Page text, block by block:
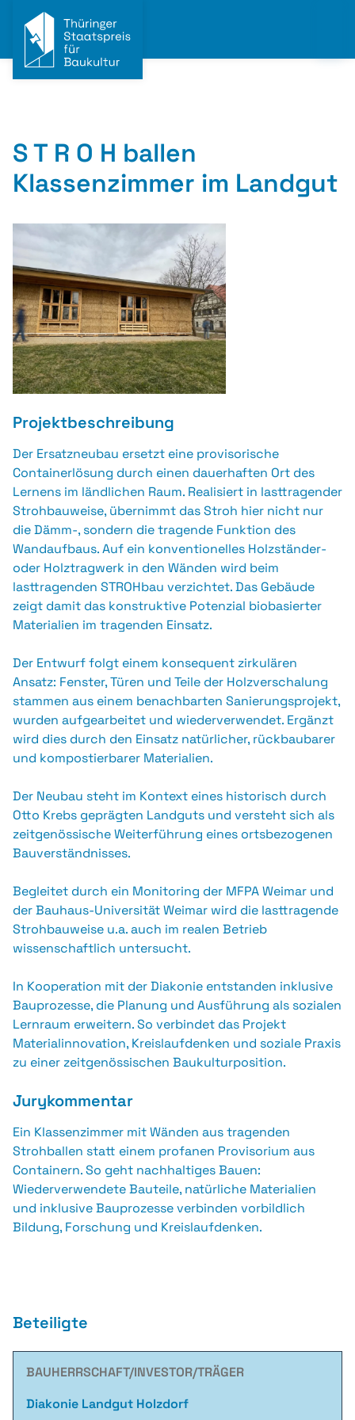
S T R O H ballen
Klassenzimmer im Landgut
Projektbeschreibung
Der Ersatzneubau ersetzt eine provisorische
Containerlösung durch einen dauerhaften Ort des
Lernens im ländlichen Raum. Realisiert in lasttragender
Strohbauweise, übernimmt das Stroh hier nicht nur
die Dämm-, sondern die tragende Funktion des
Wandaufbaus. Auf ein konventionelles Holzständer-
oder Holztragwerk in den Wänden wird beim
lasttragenden STROHbau verzichtet. Das Gebäude
zeigt damit das konstruktive Potenzial biobasierter
Materialien im tragenden Einsatz.
Der Entwurf folgt einem konsequent zirkulären
Ansatz: Fenster, Türen und Teile der Holzverschalung
stammen aus einem benachbarten Sanierungsprojekt,
wurden aufgearbeitet und wiederverwendet. Ergänzt
wird dies durch den Einsatz natürlicher, rückbaubarer
und kompostierbarer Materialien.
Der Neubau steht im Kontext eines historisch durch
Otto Krebs geprägten Landguts und versteht sich als
zeitgenössische Weiterführung eines ortsbezogenen
Bauverständnisses.
Begleitet durch ein Monitoring der MFPA Weimar und
der Bauhaus-Universität Weimar wird die lasttragende
Strohbauweise u.a. auch im realen Betrieb
wissenschaftlich untersucht.
In Kooperation mit der Diakonie entstanden inklusive
Bauprozesse, die Planung und Ausführung als sozialen
Lernraum erweitern. So verbindet das Projekt
Materialinnovation, Kreislaufdenken und soziale Praxis
zu einer zeitgenössischen Baukulturposition.
Jurykommentar
Ein Klassenzimmer mit Wänden aus tragenden
Strohballen statt einem profanen Provisorium aus
Containern. So geht nachhaltiges Bauen:
Wiederverwendete Bauteile, natürliche Materialien
und inklusive Bauprozesse verbinden vorbildlich
Bildung, Forschung und Kreislaufdenken.
Beteiligte
BAUHERRSCHAFT/INVESTOR/TRÄGER
Diakonie Landgut Holzdorf